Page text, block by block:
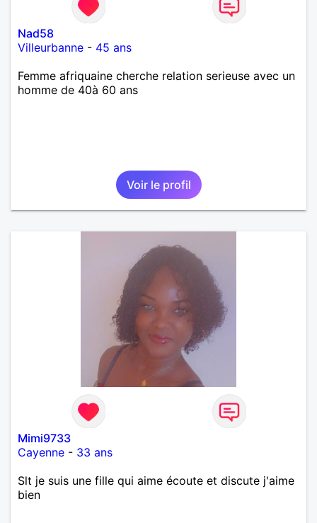
Nad58
Villeurbanne - 45 ans
Femme afriquaine cherche relation serieuse avec un
homme de 40à 60 ans
Voir le profil
Mimi9733
Cayenne - 33 ans
Slt je suis une fille qui aime écoute et discute j'aime
bien